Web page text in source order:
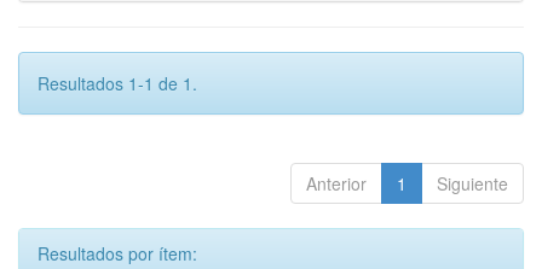
Resultados 1-1 de 1.
Anterior 1 Siguiente
Resultados por ítem: